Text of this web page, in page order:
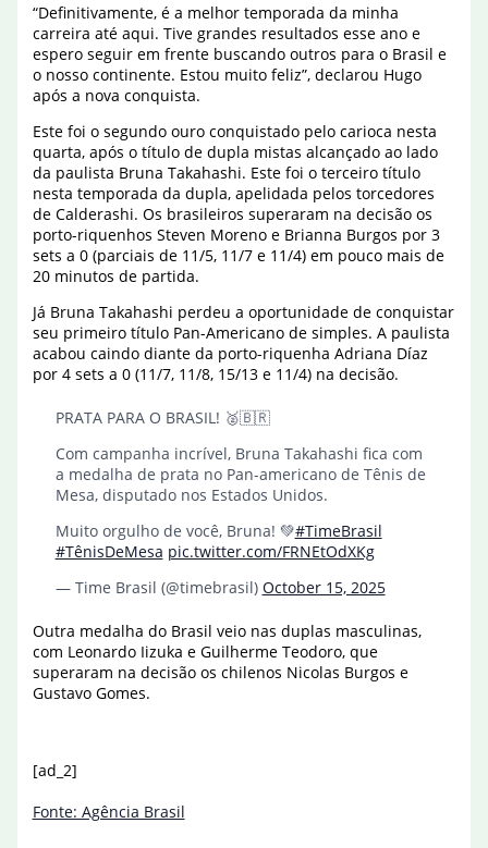
“Definitivamente, é a melhor temporada da minha
carreira até aqui. Tive grandes resultados esse ano e
espero seguir em frente buscando outros para o Brasil e
o nosso continente. Estou muito feliz”, declarou Hugo
após a nova conquista.
Este foi o segundo ouro conquistado pelo carioca nesta
quarta, após o título de dupla mistas alcançado ao lado
da paulista Bruna Takahashi. Este foi o terceiro título
nesta temporada da dupla, apelidada pelos torcedores
de Calderashi. Os brasileiros superaram na decisão os
porto-riquenhos Steven Moreno e Brianna Burgos por 3
sets a 0 (parciais de 11/5, 11/7 e 11/4) em pouco mais de
20 minutos de partida.
Já Bruna Takahashi perdeu a oportunidade de conquistar
seu primeiro título Pan-Americano de simples. A paulista
acabou caindo diante da porto-riquenha Adriana Díaz
por 4 sets a 0 (11/7, 11/8, 15/13 e 11/4) na decisão.
PRATA PARA O BRASIL! 🥈🇧🇷
Com campanha incrível, Bruna Takahashi fica com
a medalha de prata no Pan-americano de Tênis de
Mesa, disputado nos Estados Unidos.
Muito orgulho de você, Bruna! 💚#TimeBrasil
#TênisDeMesa pic.twitter.com/FRNEtOdXKg
— Time Brasil (@timebrasil) October 15, 2025
Outra medalha do Brasil veio nas duplas masculinas,
com Leonardo Iizuka e Guilherme Teodoro, que
superaram na decisão os chilenos Nicolas Burgos e
Gustavo Gomes.
[ad_2]
Fonte: Agência Brasil